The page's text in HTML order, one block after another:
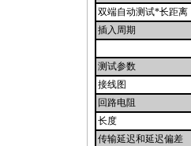
双端自动测试*长距离
插入周期
测试参数
接线图
回路电阻
长度
传输延迟和延迟偏差